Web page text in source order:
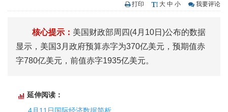
打印
大 中 小 我要评论
核心提示： 美国财政部周四(4月10日)公布的数据
显示，美国3月政府预算赤字为370亿美元，预期值赤
字780亿美元，前值赤字1935亿美元。
延伸阅读：
4月11日国际经济数据简析